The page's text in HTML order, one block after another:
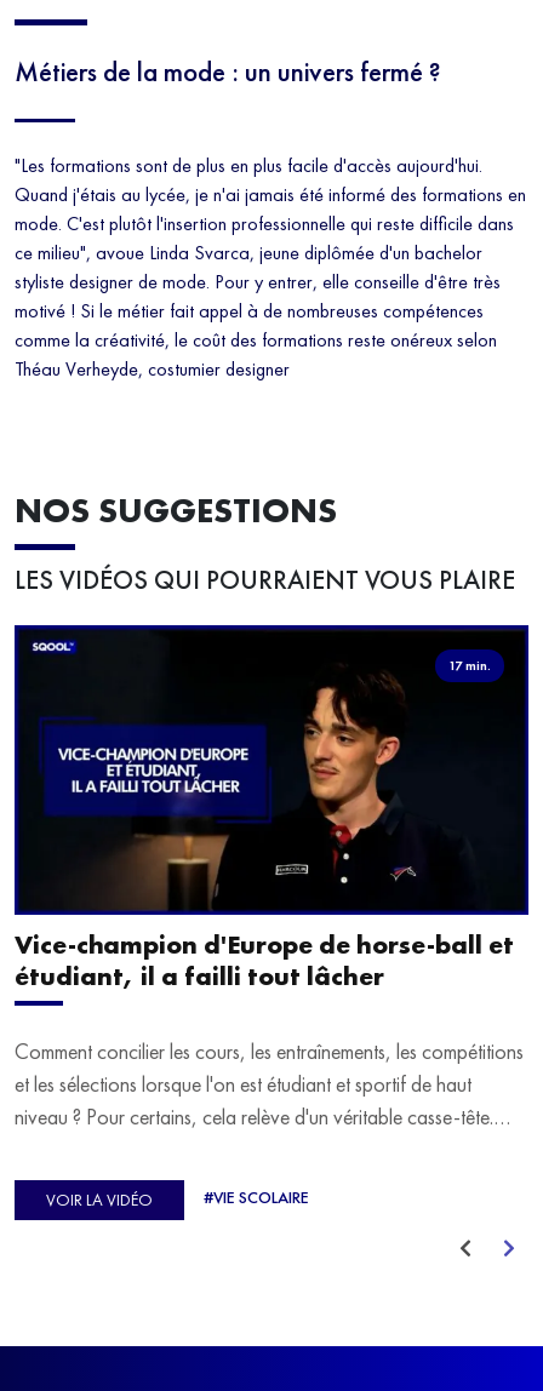
Métiers de la mode : un univers fermé ?
"Les formations sont de plus en plus facile d'accès aujourd'hui.
Quand j'étais au lycée, je n'ai jamais été informé des formations en
mode. C'est plutôt l'insertion professionnelle qui reste difficile dans
ce milieu", avoue Linda Svarca, jeune diplômée d'un bachelor
styliste designer de mode. Pour y entrer, elle conseille d'être très
motivé ! Si le métier fait appel à de nombreuses compétences
comme la créativité, le coût des formations reste onéreux selon
Théau Verheyde, costumier designer
NOS SUGGESTIONS
LES VIDÉOS QUI POURRAIENT VOUS PLAIRE
17 min.
Vice-champion d'Europe de horse-ball et
étudiant, il a failli tout lâcher
Comment concilier les cours, les entraînements, les compétitions
et les sélections lorsque l'on est étudiant et sportif de haut
niveau ? Pour certains, cela relève d'un véritable casse-tête.
d'Europe de Horse-ball, qui a failli abandonner ses études
avant de trouver un nouvel équilibre.
VOIR LA VIDÉO #VIE SCOLAIRE